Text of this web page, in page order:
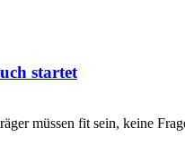
startet
müssen fit sein, keine